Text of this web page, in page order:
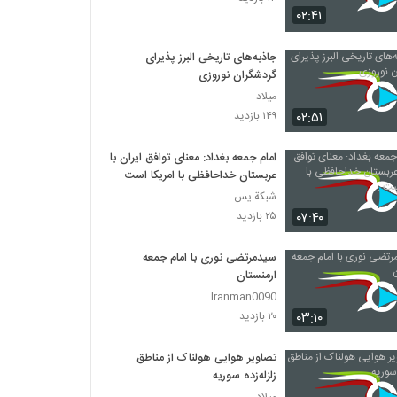
۰۲:۴۱
۰۲:۵۱
جاذبه‌های تاریخی البرز پذیرای
گردشگران نوروزی
میلاد
۱۴۹ بازدید
۰۷:۴۰
امام جمعه بغداد: معنای توافق ایران با
عربستان خداحافظی با امریکا است .
شبكة يس
۲۵ بازدید
۰۳:۱۰
سیدمرتضی نوری با امام جمعه
ارمنستان
Iranman0090
۲۰ بازدید
تصاویر هوایی هولناک از مناطق
زلزله‌زده سوریه